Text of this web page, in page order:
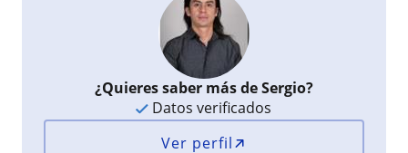
¿Quieres saber más de Sergio?
Datos verificados
Ver perfil